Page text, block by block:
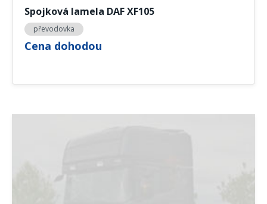
Spojková lamela DAF XF105
převodovka
Cena dohodou